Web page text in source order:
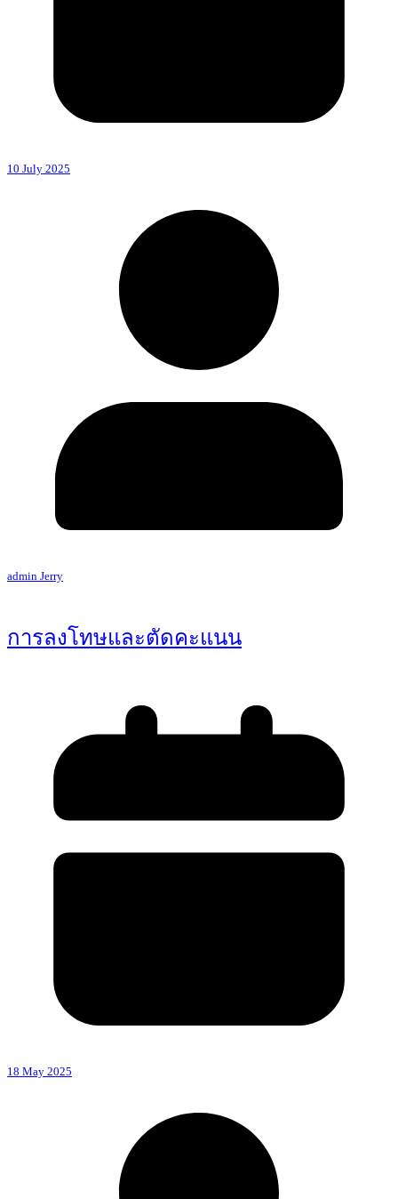
10 July 2025
admin Jerry
การลงโทษและตัดคะแนน
18 May 2025